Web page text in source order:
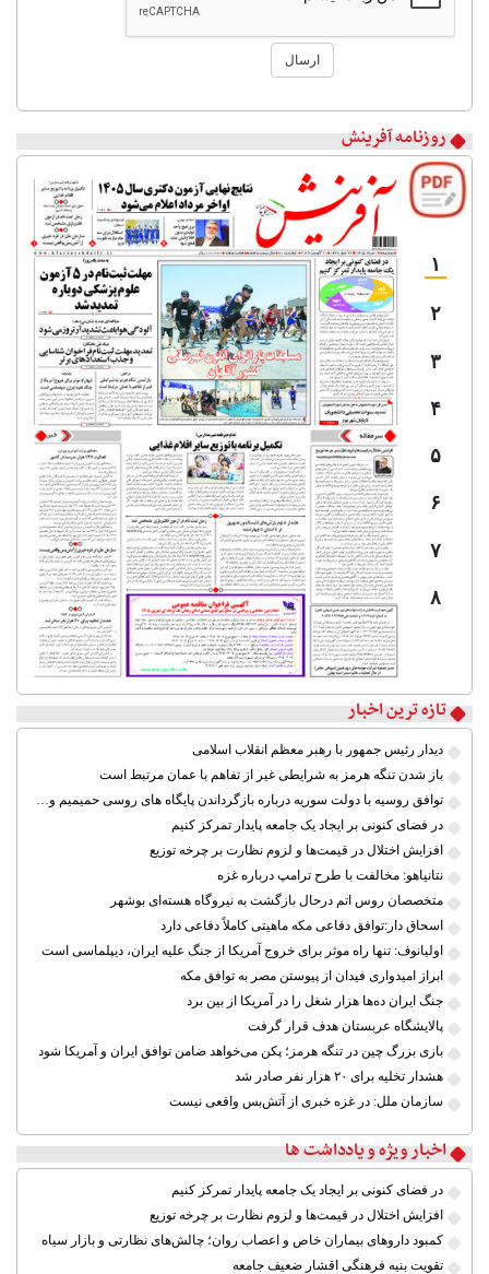
ارسال
روزنامه آفرینش
۱
۲
۳
۴
۵
۶
۷
۸
تازه ترین اخبار
دیدار رئیس جمهور با رهبر معظم انقلاب اسلامی
باز شدن تنگه هرمز به شرایطی غیر از تفاهم با عمان مرتبط است
در فضای کنونی بر ایجاد یک جامعه پایدار تمرکز کنیم
افزایش اختلال در قیمت‌ها و لزوم نظارت بر چرخه توزیع
نتانیاهو: مخالفت با طرح ترامپ درباره غزه
متخصصان روس اتم درحال بازگشت به نیروگاه هسته‌ای بوشهر
اسحاق دار:توافق دفاعی مکه ماهیتی کاملاً دفاعی دارد
اولیانوف: تنها راه موثر برای خروج آمریکا از جنگ علیه ایران، دیپلماسی است
ابراز امیدواری فیدان از پیوستن مصر به توافق مکه
جنگ ایران ده‌ها هزار شغل را در آمریکا از بین برد
پالایشگاه عربستان هدف قرار گرفت
بازی بزرگ چین در تنگه هرمز؛ پکن می‌خواهد ضامن توافق ایران و آمریکا شود
هشدار تخلیه برای ۲۰ هزار نفر صادر شد
سازمان ملل: در غزه خبری از آتش‌بس واقعی نیست
اخبار ویژه و یادداشت ها
در فضای کنونی بر ایجاد یک جامعه پایدار تمرکز کنیم
افزایش اختلال در قیمت‌ها و لزوم نظارت بر چرخه توزیع
کمبود داروهای بیماران خاص و اعصاب روان؛ چالش‌های نظارتی و بازار سیاه
تقویت بنیه فرهنگی اقشار ضعیف جامعه